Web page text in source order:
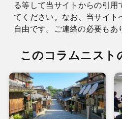
る等して当サイトからの引用
てください。なお、当サイト
自由です。ご連絡の必要もあ
このコラムニスト